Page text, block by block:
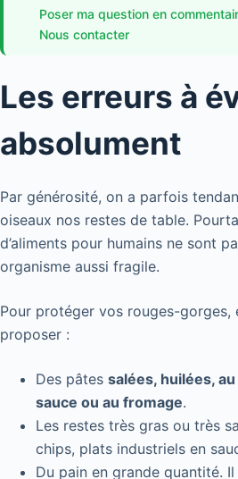
Poser ma question en
Nous contacter
Les erreurs à
absolument
Par générosité, on a parfois
oiseaux nos restes de table.
d’aliments pour humains ne sont
organisme aussi fragile.
Pour protéger vos rouges-gorges,
proposer :
Des pâtes salées, huilées,
sauce ou au fromage.
Les restes très gras ou très
chips, plats industriels en
Du pain en grande quantité.